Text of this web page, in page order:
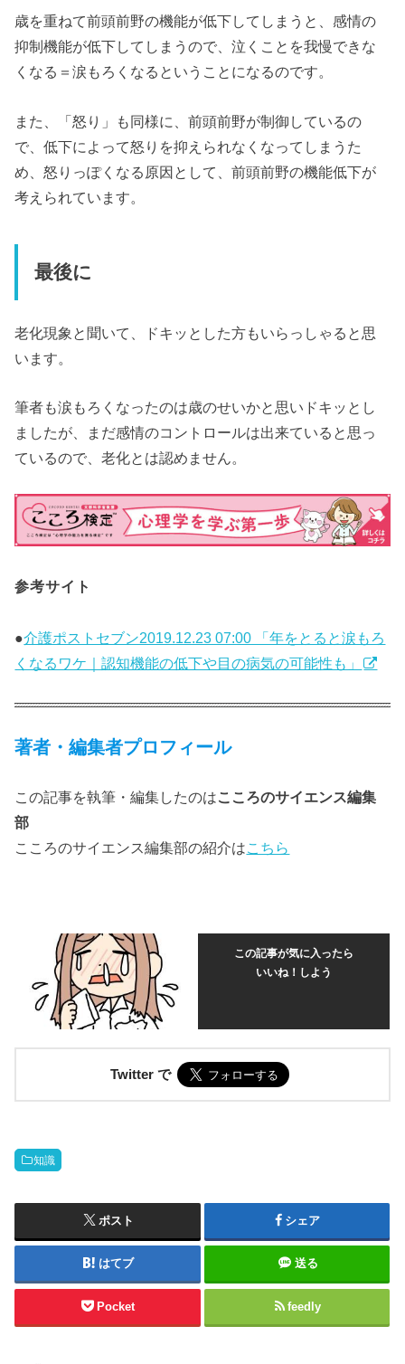
歳を重ねて前頭前野の機能が低下してしまうと、感情の
抑制機能が低下してしまうので、泣くことを我慢できな
くなる＝涙もろくなるということになるのです。
また、「怒り」も同様に、前頭前野が制御しているの
で、低下によって怒りを抑えられなくなってしまうた
め、怒りっぽくなる原因として、前頭前野の機能低下が
考えられています。
最後に
老化現象と聞いて、ドキッとした方もいらっしゃると思
います。
筆者も涙もろくなったのは歳のせいかと思いドキッとし
ましたが、まだ感情のコントロールは出来ていると思っ
ているので、老化とは認めません。
参考サイト
●介護ポストセブン2019.12.23 07:00 「年をとると涙もろ
くなるワケ｜認知機能の低下や目の病気の可能性も」
著者・編集者プロフィール
この記事を執筆・編集したのはこころのサイエンス編集
部
こころのサイエンス編集部の紹介はこちら
この記事が気に入ったら
いいね！しよう
Twitter で
知識
ポスト シェア
はてブ 送る
Pocket feedly